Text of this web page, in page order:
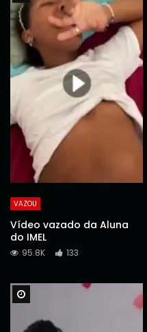
VAZOU
Vídeo vazado da Aluna
do IMEL
95.8K 133